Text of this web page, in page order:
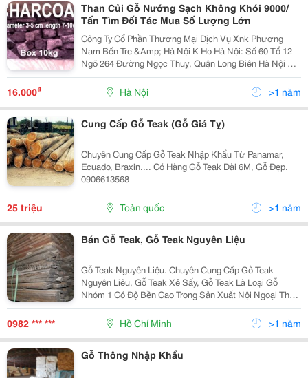
Than Củi Gỗ Nướng Sạch Không Khói 9000/
Tấn Tìm Đối Tác Mua Số Lượng Lớn
Công Ty Cổ Phần Thương Mại Dịch Vụ Xnk Phương
Nam Bến Tre &Amp; Hà Nội K Ho Hà Nội: Số 60 Tổ 12
Ngõ 264 Đường Ngọc Thuỵ, Quận Long Biên Hà Nội Đt:
04 38716372 -Mr Nam 090 321 4377 -Ms Hương 090
997 8088 Cần Tìm Đối Tác Mua Số Lượng Lớn Th
16.000₫ Hà Nội >1 năm
Cung Cấp Gỗ Teak (Gỗ Giá Tỵ)
Chuyên Cung Cấp Gỗ Teak Nhập Khẩu Từ Panamar,
Ecuado, Braxin.... Có Hàng Gỗ Teak Dài 6M, Gỗ Đẹp.
0906613568
25 triệu Toàn quốc >1 năm
Bán Gỗ Teak, Gỗ Teak Nguyên Liệu
Gỗ Teak Nguyên Liệu. Chuyên Cung Cấp Gỗ Teak
Nguyên Liêu, Gỗ Teak Xẻ Sấy, Gỗ Teak Là Loại Gỗ
Nhóm 1 Có Độ Bền Cao Trong Sản Xuất Nội Ngoại Thất,
Gỗ Ổn Định Không Co Ngót Và Kháng Được Mối Mọt.
Qc &Amp; Nguồn Gốc N
0982 *** *** Hồ Chí Minh >1 năm
Gỗ Thông Nhập Khẩu